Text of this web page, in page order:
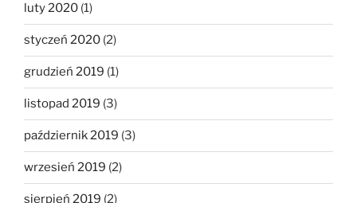
luty 2020 (1)
styczeń 2020 (2)
grudzień 2019 (1)
listopad 2019 (3)
październik 2019 (3)
wrzesień 2019 (2)
sierpień 2019 (2)